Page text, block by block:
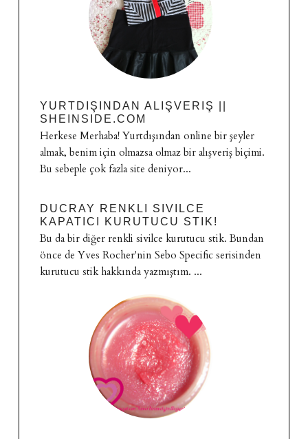
YURTDIŞINDAN ALIŞVERIŞ ||
SHEINSIDE.COM
Herkese Merhaba! Yurtdışından online bir şeyler
almak, benim için olmazsa olmaz bir alışveriş biçimi.
Bu sebeple çok fazla site deniyor...
DUCRAY RENKLI SIVILCE
KAPATICI KURUTUCU STIK!
Bu da bir diğer renkli sivilce kurutucu stik. Bundan
önce de Yves Rocher'nin Sebo Specific serisinden
kurutucu stik hakkında yazmıştım. ...